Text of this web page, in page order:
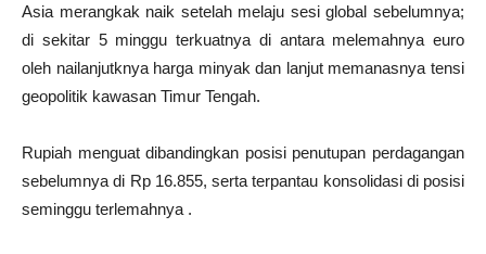
Asia merangkak naik setelah melaju sesi global sebelumnya;
di sekitar 5 minggu terkuatnya di antara melemahnya euro
oleh nailanjutknya harga minyak dan lanjut memanasnya tensi
geopolitik kawasan Timur Tengah.
Rupiah menguat dibandingkan posisi penutupan perdagangan
sebelumnya di Rp 16.855, serta terpantau konsolidasi di posisi
seminggu terlemahnya .